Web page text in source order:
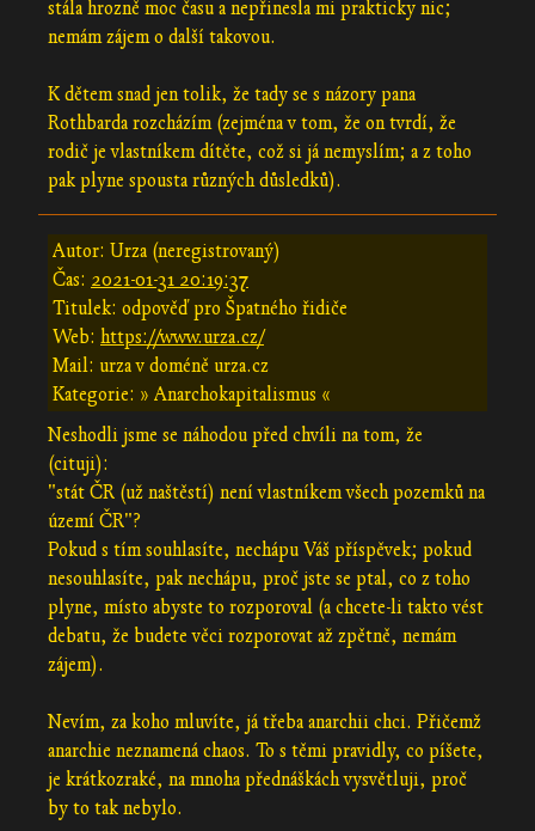
stála hrozně moc času a nepřinesla mi prakticky nic;
nemám zájem o další takovou.
K dětem snad jen tolik, že tady se s názory pana
Rothbarda rozcházím (zejména v tom, že on tvrdí, že
rodič je vlastníkem dítěte, což si já nemyslím; a z toho
pak plyne spousta různých důsledků).
Autor: Urza (neregistrovaný)
Čas: 2021-01-31 20:19:37
Titulek: odpověď pro Špatného řidiče
Web: https://www.urza.cz/
Mail: urza v doméně urza.cz
Kategorie: » Anarchokapitalismus «
Neshodli jsme se náhodou před chvíli na tom, že
(cituji):
"stát ČR (už naštěstí) není vlastníkem všech pozemků na
území ČR"?
Pokud s tím souhlasíte, nechápu Váš příspěvek; pokud
nesouhlasíte, pak nechápu, proč jste se ptal, co z toho
plyne, místo abyste to rozporoval (a chcete-li takto vést
debatu, že budete věci rozporovat až zpětně, nemám
zájem).
Nevím, za koho mluvíte, já třeba anarchii chci. Přičemž
anarchie neznamená chaos. To s těmi pravidly, co píšete,
je krátkozraké, na mnoha přednáškách vysvětluji, proč
by to tak nebylo.